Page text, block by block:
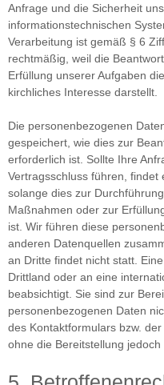
Anfrage und die Sicherheit
informationstechnischen
Verarbeitung ist gemäß § 6
rechtmäßig, weil die
Erfüllung unserer Aufgaben
kirchliches Interesse darstellt.
Die personenbezogenen
gespeichert, wie dies zur
erforderlich ist. Sollte Ihre
Vertragsschluss führen, findet
solange dies zur
Maßnahmen oder zur
ist. Wir führen diese
anderen Datenquellen
an Dritte findet nicht statt.
Drittland oder an eine
beabsichtigt. Sie sind zur
personenbezogenen Daten
des Kontaktformulars bzw.
ohne die Bereitstellung jedoch